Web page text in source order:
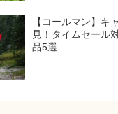
【コールマン】キ
見！タイムセール
品5選